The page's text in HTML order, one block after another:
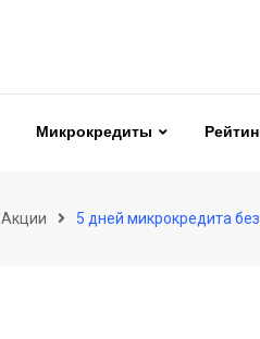
Микрокредиты
Акции 5 дней микрокредита